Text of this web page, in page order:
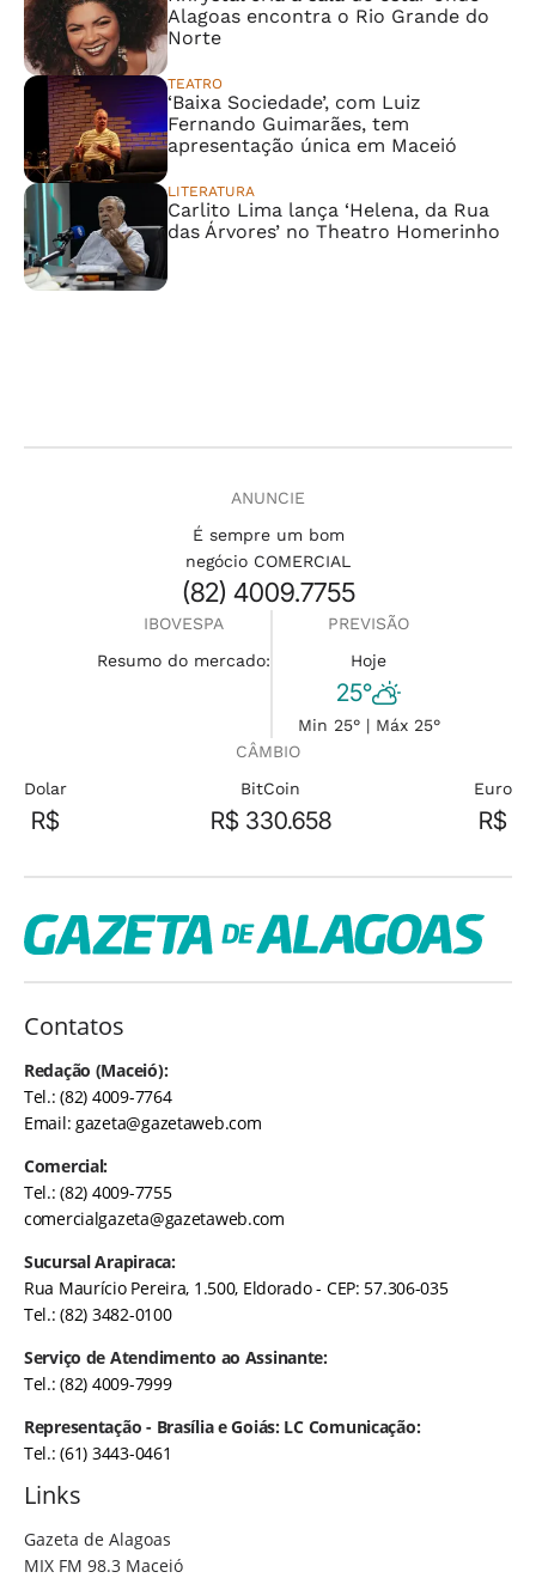
Alagoas encontra o Rio Grande do
Norte
TEATRO
‘Baixa Sociedade’, com Luiz
Fernando Guimarães, tem
apresentação única em Maceió
LITERATURA
Carlito Lima lança ‘Helena, da Rua
das Árvores’ no Theatro Homerinho
ANUNCIE
É sempre um bom
negócio COMERCIAL
(82) 4009.7755
IBOVESPA
Resumo do mercado:
PREVISÃO
Hoje
25°
Min 25° | Máx 25°
CÂMBIO
Dolar
R$
BitCoin
R$ 330.658
Euro
R$
Contatos
Redação (Maceió):
Tel.: (82) 4009-7764
Email:gazeta@gazetaweb.com
Comercial:
Tel.: (82) 4009-7755
comercialgazeta@gazetaweb.com
Sucursal Arapiraca:
Rua Maurício Pereira, 1.500, Eldorado - CEP: 57.306-035
Tel.: (82) 3482-0100
Serviço de Atendimento ao Assinante:
Tel.: (82) 4009-7999
Representação - Brasília e Goiás: LC Comunicação:
Tel.: (61) 3443-0461
Links
Gazeta de Alagoas
MIX FM 98.3 Maceió